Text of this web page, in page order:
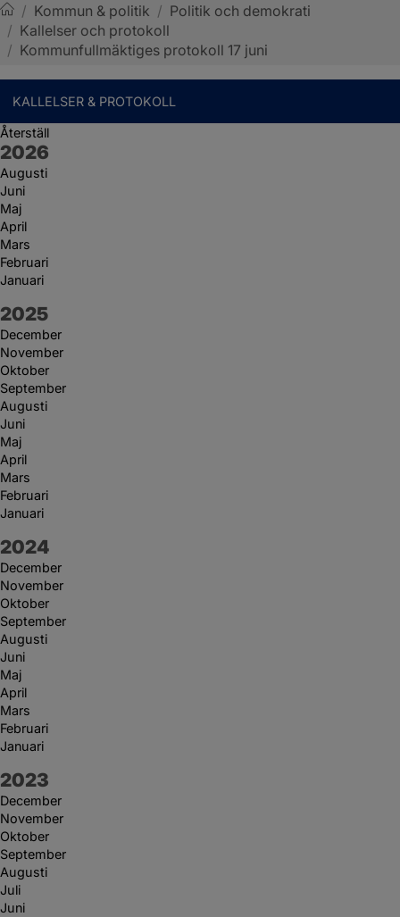
Sotenäs kommun
/ Kommun & politik / Politik och demokrati
/ Kallelser och protokoll
/ Kommunfullmäktiges protokoll 17 juni
KALLELSER & PROTOKOLL
Återställ
År:
2026
Augusti
Juni
Maj
April
Mars
Februari
Januari
År:
2025
December
November
Oktober
September
Augusti
Juni
Maj
April
Mars
Februari
Januari
År:
2024
December
November
Oktober
September
Augusti
Juni
Maj
April
Mars
Februari
Januari
År:
2023
December
November
Oktober
September
Augusti
Juli
Juni